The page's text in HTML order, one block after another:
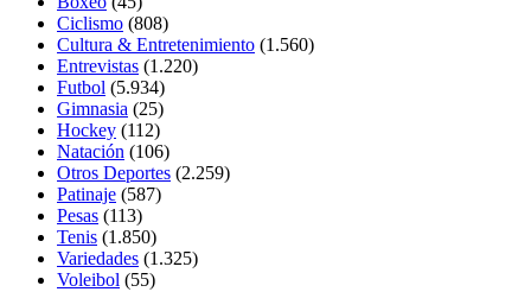
Ciclismo (808)
Cultura & Entretenimiento (1.560)
Entrevistas (1.220)
Futbol (5.934)
Gimnasia (25)
Hockey (112)
Natación (106)
Otros Deportes (2.259)
Patinaje (587)
Pesas (113)
Tenis (1.850)
Variedades (1.325)
Voleibol (55)